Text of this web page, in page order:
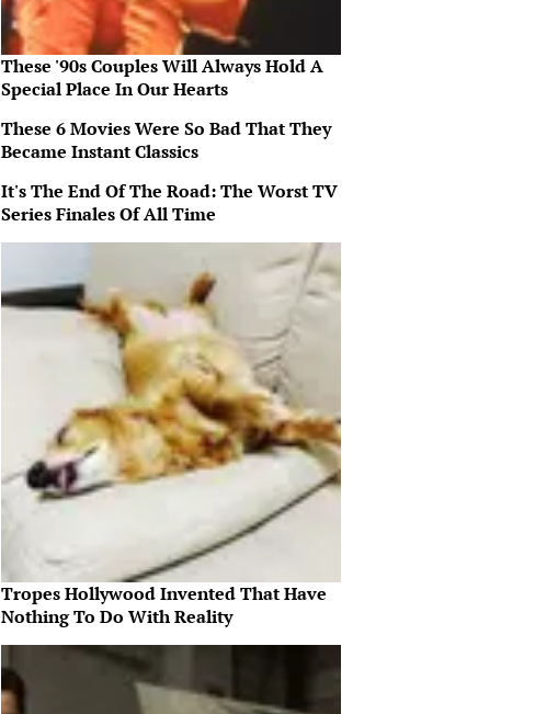
These '90s Couples Will Always Hold A
Special Place In Our Hearts
These 6 Movies Were So Bad That They
Became Instant Classics
It's The End Of The Road: The Worst TV
Series Finales Of All Time
Tropes Hollywood Invented That Have
Nothing To Do With Reality